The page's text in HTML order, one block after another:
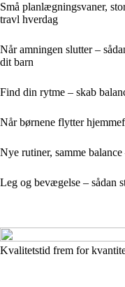
Små planlægningsvaner,
travl hverdag
Når amningen slutter –
dit barn
Find din rytme – skab
Når børnene flytter
Nye rutiner, samme
Leg og bevægelse – sådan
Kvalitetstid frem for